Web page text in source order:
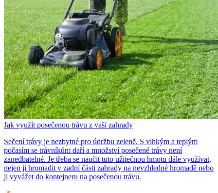
Jak využít posečenou trávu z vaší zahrady
Sečení trávy je nezbytné pro údržbu zeleně. S vlhkým a teplým
počasím se trávníkům daří a množství posečené trávy není
zanedbatelné. Je třeba se naučit tuto užitečnou hmotu dále využívat,
nejen ji hromadit v zadní části zahrady na nevzhledné hromadě nebo
ji vyvážet do kontejneru na posečenou trávu.